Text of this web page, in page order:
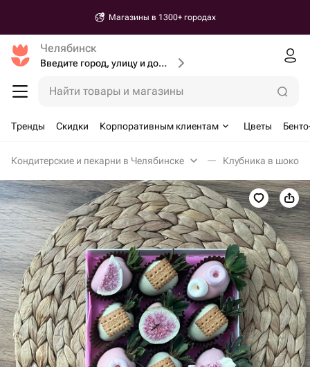
Магазины в 1300+ городах
Челябинск
Введите город, улицу и дом доставки
Найти товары и магазины
Тренды Скидки Корпоративным клиентам Цветы
Кондитерские и пекарни в Челябинске Клубника в